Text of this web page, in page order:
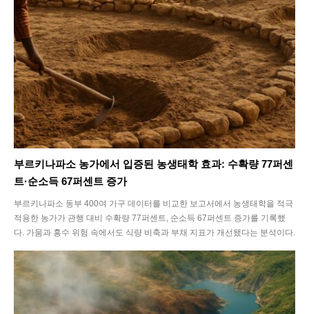
부르키나파소 농가에서 입증된 농생태학 효과: 수확량 77퍼센
트·순소득 67퍼센트 증가
부르키나파소 동부 400여 가구 데이터를 비교한 보고서에서 농생태학을 적극
적용한 농가가 관행 대비 수확량 77퍼센트, 순소득 67퍼센트 증가를 기록했
다. 가뭄과 홍수 위험 속에서도 식량 비축과 부채 지표가 개선됐다는 분석이다.